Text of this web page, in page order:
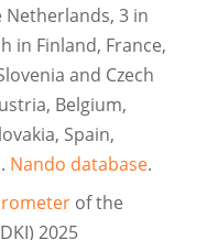
Netherlands, 3 in
in Finland, France,
and Czech
Belgium,
Spain,
Nando database.
of the
2025